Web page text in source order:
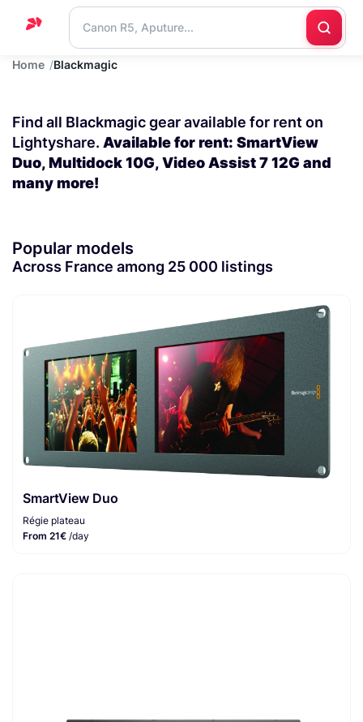
Home
Blog
Contact
us
Home Blackmagic
Find all Blackmagic gear available for rent on
Lightyshare. Available for rent: SmartView
Duo, Multidock 10G, Video Assist 7 12G and
many more!
Popular models
Across France among 25 000 listings
SmartView Duo
Régie plateau
From 21€ /day